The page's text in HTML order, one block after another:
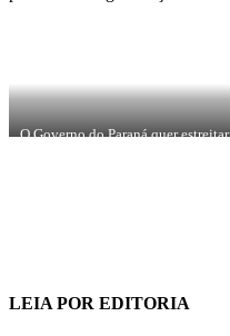
O Governo do Paraná quer estreitar
Curitiba, 18/03/2019 – Foto: José
LEIA POR EDITORIA